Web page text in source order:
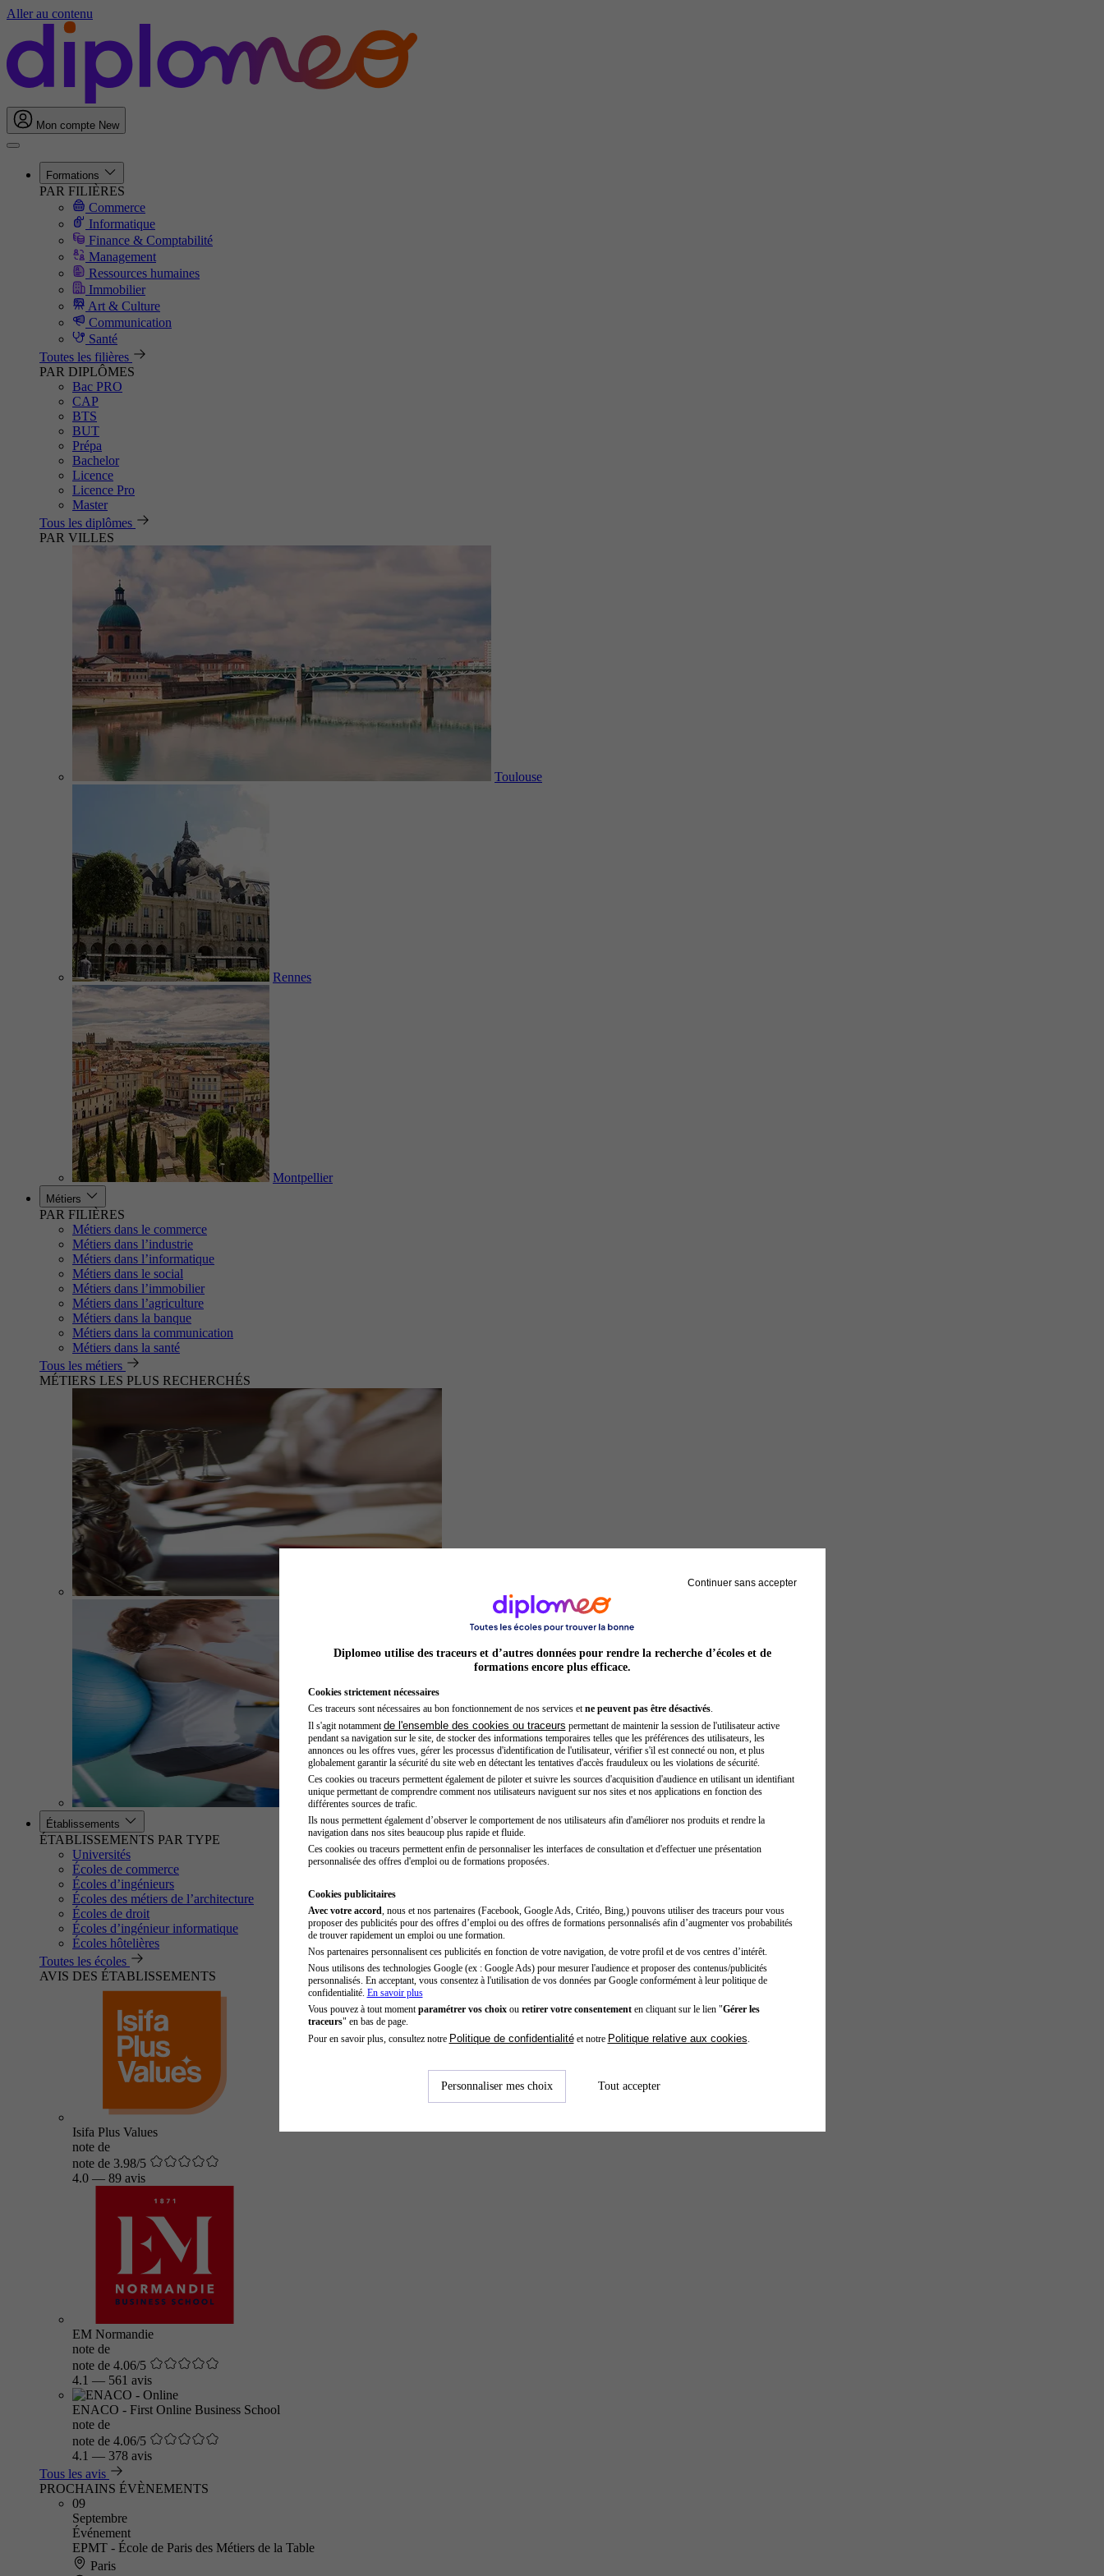
Aller au contenu
Mon compte New
Formations
PAR FILIÈRES
Commerce
Informatique
Finance & Comptabilité
Management
Ressources humaines
Immobilier
Art & Culture
Communication
Santé
Toutes les filières
PAR DIPLÔMES
Bac PRO
CAP
BTS
BUT
Prépa
Bachelor
Licence
Licence Pro
Master
Tous les diplômes
PAR VILLES
Toulouse
Rennes
Montpellier
Métiers
PAR FILIÈRES
Métiers dans le commerce
Métiers dans l’industrie
Métiers dans l’informatique
Métiers dans le social
Métiers dans l’immobilier
Métiers dans l’agriculture
Métiers dans la banque
Métiers dans la communication
Métiers dans la santé
Tous les métiers
MÉTIERS LES PLUS RECHERCHÉS
Établissements
ÉTABLISSEMENTS PAR TYPE
Universités
Écoles de commerce
Écoles d’ingénieurs
Écoles des métiers de l’architecture
Écoles de droit
Écoles d’ingénieur informatique
Écoles hôtelières
Toutes les écoles
AVIS DES ÉTABLISSEMENTS
Isifa Plus Values
note de
note de 3.98/5
4.0 — 89 avis
EM Normandie
note de
note de 4.06/5
4.1 — 561 avis
ENACO - First Online Business School
note de
note de 4.06/5
4.1 — 378 avis
Tous les avis
PROCHAINS ÉVÈNEMENTS
09
Septembre
Événement
EPMT - École de Paris des Métiers de la Table
Paris
Continuer sans accepter
Diplomeo utilise des traceurs et d’autres données pour rendre la recherche d’écoles et de
formations encore plus efficace.
Cookies strictement nécessaires
Ces traceurs sont nécessaires au bon fonctionnement de nos services et ne peuvent pas être désactivés.
Il s'agit notamment de l'ensemble des cookies ou traceurs permettant de maintenir la session de l'utilisateur active
pendant sa navigation sur le site, de stocker des informations temporaires telles que les préférences des utilisateurs, les
annonces ou les offres vues, gérer les processus d'identification de l'utilisateur, vérifier s'il est connecté ou non, et plus
globalement garantir la sécurité du site web en détectant les tentatives d'accès frauduleux ou les violations de sécurité.
Ces cookies ou traceurs permettent également de piloter et suivre les sources d'acquisition d'audience en utilisant un identifiant
unique permettant de comprendre comment nos utilisateurs naviguent sur nos sites et nos applications en fonction des
différentes sources de trafic.
Ils nous permettent également d’observer le comportement de nos utilisateurs afin d'améliorer nos produits et rendre la
navigation dans nos sites beaucoup plus rapide et fluide.
Ces cookies ou traceurs permettent enfin de personnaliser les interfaces de consultation et d'effectuer une présentation
personnalisée des offres d'emploi ou de formations proposées.
Cookies publicitaires
Avec votre accord , nous et nos partenaires (Facebook, Google Ads, Critéo, Bing,) pouvons utiliser des traceurs pour vous
proposer des publicités pour des offres d’emploi ou des offres de formations personnalisés afin d’augmenter vos probabilités
de trouver rapidement un emploi ou une formation.
Nos partenaires personnalisent ces publicités en fonction de votre navigation, de votre profil et de vos centres d’intérêt.
Nous utilisons des technologies Google (ex : Google Ads) pour mesurer l'audience et proposer des contenus/publicités
personnalisés. En acceptant, vous consentez à l'utilisation de vos données par Google conformément à leur politique de
confidentialité. En savoir plus
Vous pouvez à tout moment paramétrer vos choixou retirer votre consentementen cliquant sur le lien "Gérer les
traceurs" en bas de page.
Pour en savoir plus, consultez notre Politique de confidentialitéet notre Politique relative aux cookies
Personnaliser mes choix Tout accepter